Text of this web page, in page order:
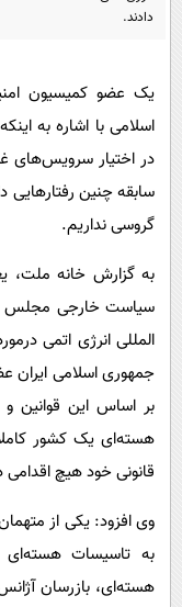
دادند.
یک عضو کمیسیون
اسلامی با اشاره به
در اختیار سرویس‌های
سابقه چنین رفتارهایی
گروسی نداریم.
به گزارش خانه ملت،
سیاست خارجی مجلس با
المللی انرژی اتمی
جمهوری اسلامی ایران
بر اساس این قوانین و
هسته‌ای یک کشور
قانونی خود هیچ
وی افزود: یکی از
به تاسیسات هسته‌ای
هسته‌ای، بازرسان